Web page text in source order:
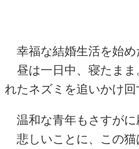
幸福な結婚生活を始め
昼は一日中、寝たまま
れたネズミを追いかけ回
温和な青年もさすがに
悲しいことに、この猫